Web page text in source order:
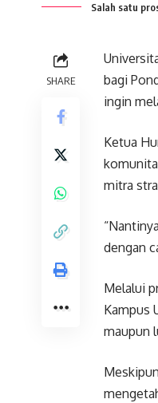
Salah satu
SHARE
bagi
ingin
Ketua
mitra
dengan
Melalui
Kampus
maupun